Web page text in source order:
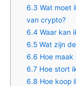
6.3 Wat moet
van crypto?
6.4 Waar kan
6.5Wat zijn
6.6 Hoe
6.7Hoe stort
6.8 Hoe koop